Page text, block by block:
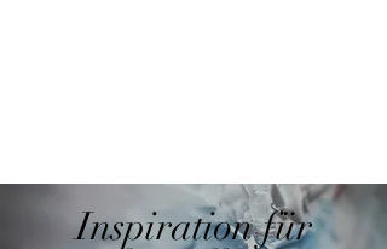
Inspiration für